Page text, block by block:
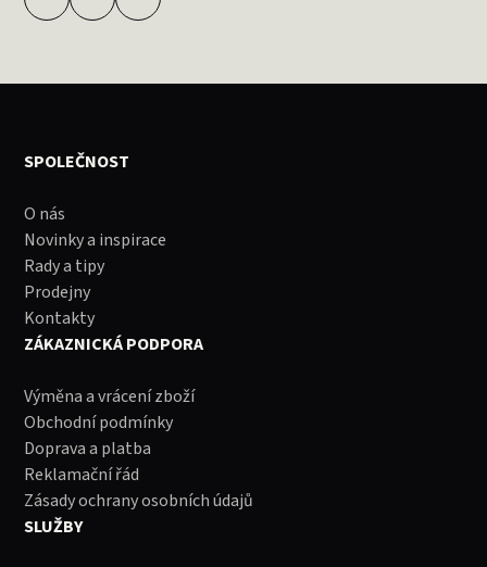
SPOLEČNOST
O nás
Novinky a inspirace
Rady a tipy
Prodejny
Kontakty
ZÁKAZNICKÁ PODPORA
Výměna a vrácení zboží
Obchodní podmínky
Doprava a platba
Reklamační řád
Zásady ochrany osobních údajů
SLUŽBY